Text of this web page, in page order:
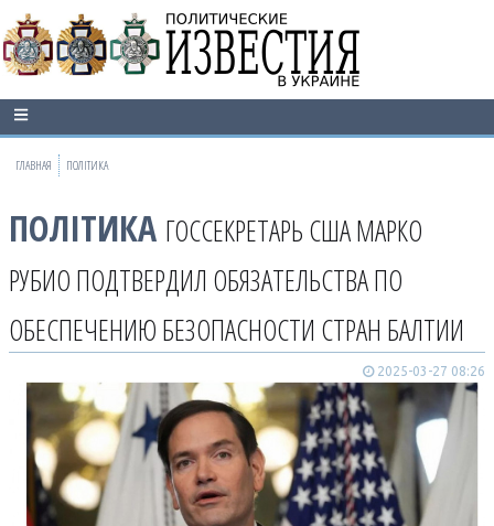
ГЛАВНАЯ ПОЛІТИКА
ПОЛІТИКА ГОССЕКРЕТАРЬ США МАРКО
РУБИО ПОДТВЕРДИЛ ОБЯЗАТЕЛЬСТВА ПО
ОБЕСПЕЧЕНИЮ БЕЗОПАСНОСТИ СТРАН БАЛТИИ
2025-03-27 08:26